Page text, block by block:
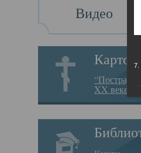
Видео
XX веке на
7.